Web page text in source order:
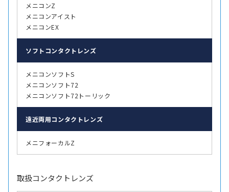
メニコンZ
メニコンアイスト
メニコンEX
ソフト コンタクトレンズ
メニコンソフトS
メニコンソフト72
メニコンソフト72トーリック
遠近両用コンタクトレンズ
メニフォーカルZ
取扱コンタクトレンズ